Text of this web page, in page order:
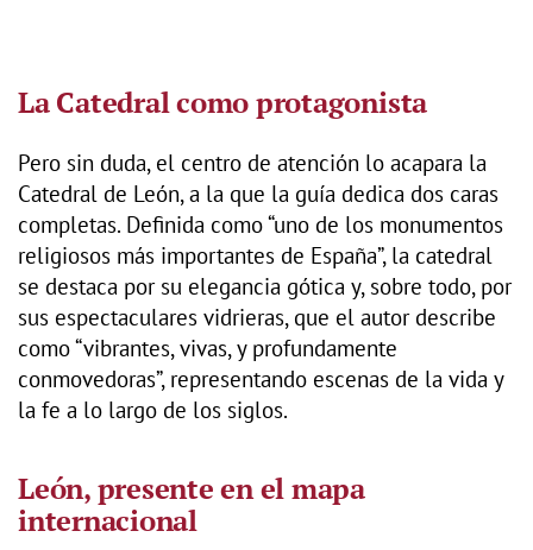
La Catedral como protagonista
Pero sin duda, el centro de atención lo acapara la
Catedral de León, a la que la guía dedica dos caras
completas. Definida como “uno de los monumentos
religiosos más importantes de España”, la catedral
se destaca por su elegancia gótica y, sobre todo, por
sus espectaculares vidrieras, que el autor describe
como “vibrantes, vivas, y profundamente
conmovedoras”, representando escenas de la vida y
la fe a lo largo de los siglos.
León, presente en el mapa
internacional